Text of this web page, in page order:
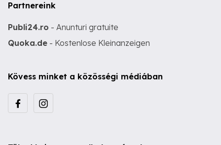
Partnereink
Publi24.ro - Anunturi gratuite
Quoka.de - Kostenlose Kleinanzeigen
Kövess minket a közösségi médiában